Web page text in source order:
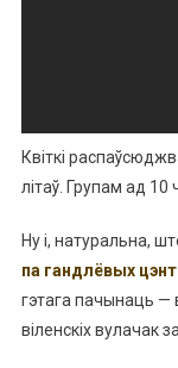
Квіткі
літаў. Групам ад 10
Ну і, натуральна,
па гандлёвых
гэтага пачынаць —
віленскіх вулачак